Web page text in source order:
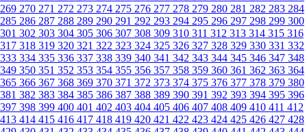
269 270 271 272 273 274 275 276 277 278 279 280 281 282 283 284
285 286 287 288 289 290 291 292 293 294 295 296 297 298 299 300
301 302 303 304 305 306 307 308 309 310 311 312 313 314 315 316
317 318 319 320 321 322 323 324 325 326 327 328 329 330 331 332
333 334 335 336 337 338 339 340 341 342 343 344 345 346 347 348
349 350 351 352 353 354 355 356 357 358 359 360 361 362 363 364
365 366 367 368 369 370 371 372 373 374 375 376 377 378 379 380
381 382 383 384 385 386 387 388 389 390 391 392 393 394 395 396
397 398 399 400 401 402 403 404 405 406 407 408 409 410 411 412
413 414 415 416 417 418 419 420 421 422 423 424 425 426 427 428